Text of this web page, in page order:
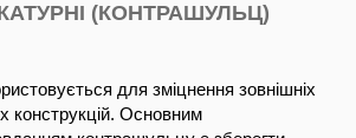
(КОНТРАШУЛЬЦ)
для зміцнення зовнішніх
конструкцій. Основним